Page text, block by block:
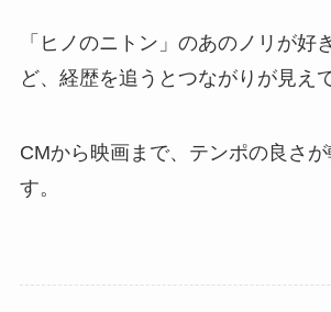
「ヒノのニトン」のあのノリが好
ど、経歴を追うとつながりが見え
CMから映画まで、テンポの良さ
す。